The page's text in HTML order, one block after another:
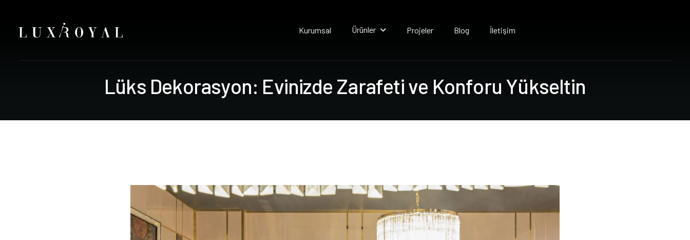
Kurumsal Ürünler Projeler Blog İletişim
Lüks Dekorasyon: Evinizde Zarafetive Konforu Yükseltin